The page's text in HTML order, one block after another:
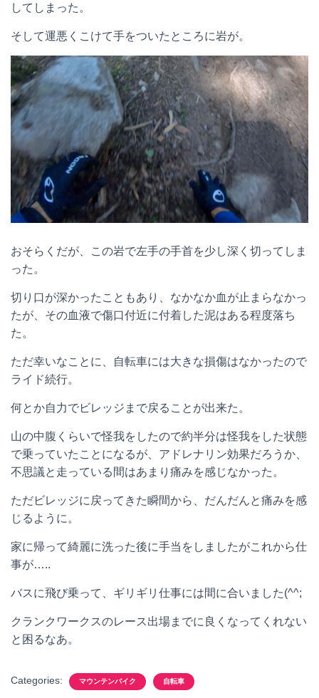
してしまった。
そして運悪くこけて手をついたところに岩が。
おそらくだが、この岩で左手の手首を少し深く切ってしま
った。
切り口が深かったこともあり、なかなか血が止まらなかっ
たが、その血液で傷口付近に付着した泥はある程度落ち
た。
ただ幸いなことに、自転車には大きな損傷はなかったので
ライド続行。
何とか自力でビレッジまで戻ることが出来た。
山の中腹くらいで怪我をしたので約半分は怪我をした状態
で乗っていたことになるが、アドレナリン効果だろうか、
不思議と走っている間はあまり痛みを感じなかった。
ただビレッジに戻ってきた瞬間から、だんだんと痛みを感
じるように。
家に帰って綺麗に洗った後に手当をしましたがこれから仕
事が…..
バスに飛び乗って、ギリギリ仕事には間に合いました(^^;
クランクワークスのレース出場までに良くなってくれない
と困るなあ。
Categories: マウンテンバイク 自転車